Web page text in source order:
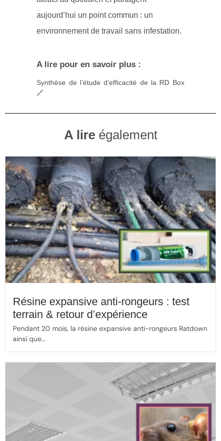
aujourd’hui un point commun : un
environnement de travail sans infestation.
A lire pour en savoir plus :
Synthèse de l’étude d’efficacité de la RD Box
🔗
A lireégalement
Résine expansive anti-rongeurs : test
terrain & retour d’expérience
Pendant 20 mois, la résine expansive anti-rongeurs Ratdown
ainsi que...